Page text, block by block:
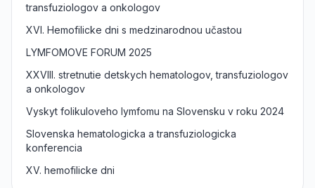
transfuziologov a onkologov
XVI. Hemofilicke dni s medzinarodnou učastou
LYMFOMOVE FORUM 2025
XXVIII. stretnutie detskych hematologov, transfuziologov
a onkologov
Vyskyt folikuloveho lymfomu na Slovensku v roku 2024
Slovenska hematologicka a transfuziologicka
konferencia
XV. hemofilicke dni